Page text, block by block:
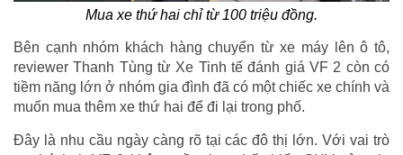
Mua xe thứ hai chỉ từ 100 triệu đồng.
Bên cạnh nhóm khách hàng chuyển từ xe máy lên ô tô,
reviewer Thanh Tùng từ Xe Tinh tế đánh giá VF 2 còn có
tiềm năng lớn ở nhóm gia đình đã có một chiếc xe chính và
muốn mua thêm xe thứ hai để đi lại trong phố.
Đây là nhu cầu ngày càng rõ tại các đô thị lớn. Với vai trò